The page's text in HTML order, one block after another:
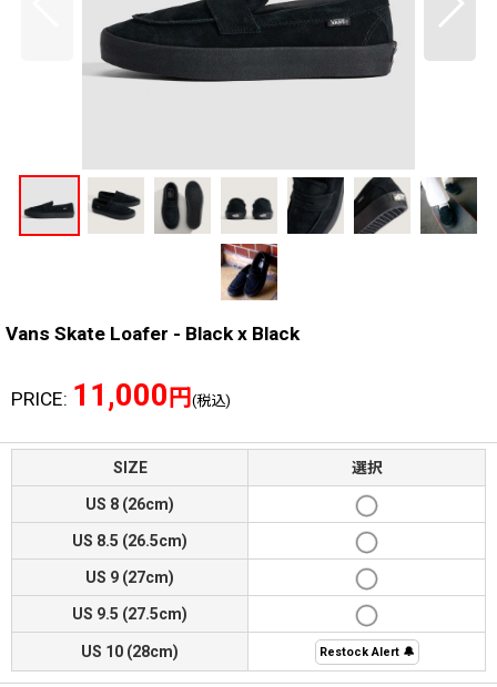
Vans Skate Loafer - Black x Black
PRICE: 11,000円(税込)
SIZE 選択
US 8 (26cm)
US 8.5 (26.5cm)
US 9 (27cm)
US 9.5 (27.5cm)
US 10 (28cm) Restock Alert 🔔